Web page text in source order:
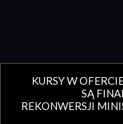
KURSY W
SĄ
REKONWERSJI